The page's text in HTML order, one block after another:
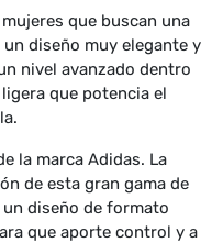
que buscan una
diseño muy elegante y
nivel avanzado dentro
que potencia el
la marca Adidas. La
de esta gran gama de
un diseño de formato
que aporte control y a